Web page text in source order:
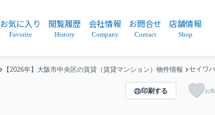
お気に入り
Favorite
閲覧履歴
History
会社情報
Company
お問合せ
Contact
店舗情報
Shop
【2026年】大阪市中央区の賃貸（賃貸マンション）物件情報 セイワ
印刷する お